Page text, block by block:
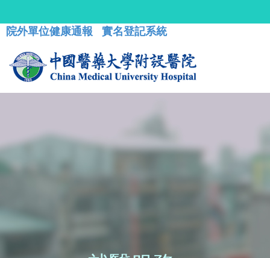
院外單位健康通報 實名登記系統